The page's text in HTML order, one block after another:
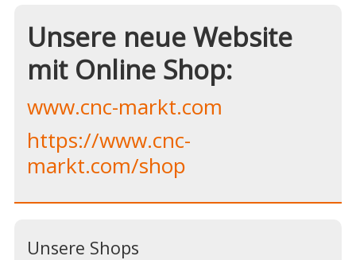
Unsere neue Website
mit Online Shop:
www.cnc-markt.com
https://www.cnc-
markt.com/shop
Unsere Shops